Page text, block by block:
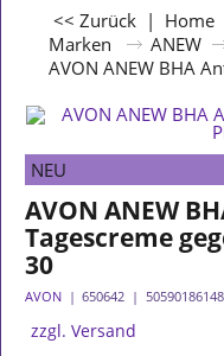
<< Zurück | Home
Marken
ANEW
AVON ANEW BHA
NEU
AVON ANEW
Tagescreme
30
AVON 650642
zzgl. Versand